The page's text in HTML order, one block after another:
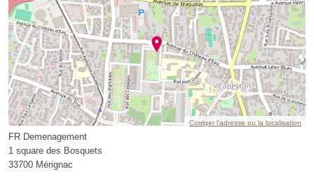
Corriger l’adresse ou la localisation
FR Demenagement
1 square des Bosquets
33700 Mérignac